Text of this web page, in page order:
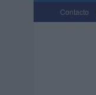
Contacto